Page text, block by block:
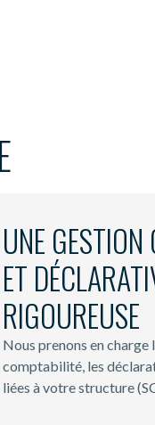
UNE
ET
RIGOUREUSE
Nous prenons en charge
comptabilité, les
liées à votre structure